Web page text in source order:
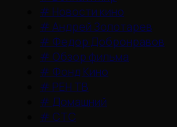
# Новости кино
#Андрей Золотарев
# Федор Добронравов
# Обзор фильма
# Фонд Кино
# РЕН ТВ
# Домашний
# СТС